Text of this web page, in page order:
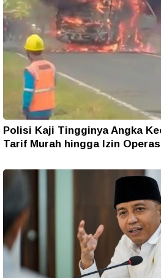
Polisi Kaji Tingginya Angka
Tarif Murah hingga Izin